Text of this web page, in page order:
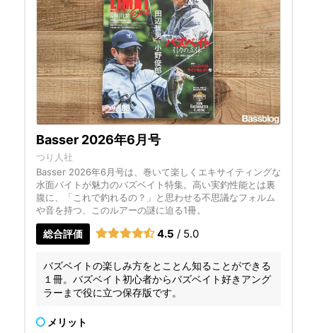
Basser 2026年6月号
つり人社
Basser 2026年6月号は、巻いて楽しくエキサイティングな
水面バイトが魅力のバズベイト特集。高い実釣性能とは裏
腹に、「これで釣れるの？」と思わせる不思議なフォルム
や音を持つ、このルアーの謎に迫る1冊。
総合評価 4.5 / 5.0
バズベイトの楽しみ方をとことん知ることができる
１冊。バズベイト初心者からバズベイト好きアング
ラーまで役に立つ保存版です。
メリット